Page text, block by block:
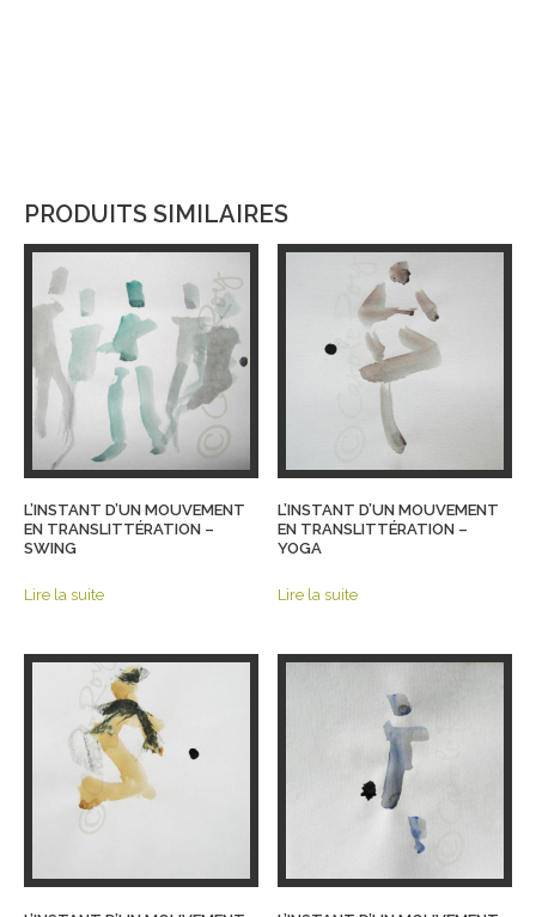
PRODUITS SIMILAIRES
L’INSTANT D’UN MOUVEMENT
EN TRANSLITTÉRATION –
SWING
Lire la suite
L’INSTANT D’UN MOUVEMENT
EN TRANSLITTÉRATION –
YOGA
Lire la suite